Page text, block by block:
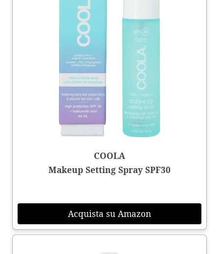
COOLA
Makeup Setting Spray SPF30
Acquista su Amazon